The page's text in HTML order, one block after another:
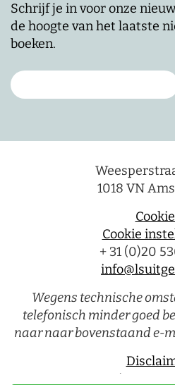
Schrijf je in voor onze
de hoogte van het laatste
boeken.
1018 VN
Cookie
+ 31 (0)20
Wegens technische
telefonisch minder goed
naar naar bovenstaand e-